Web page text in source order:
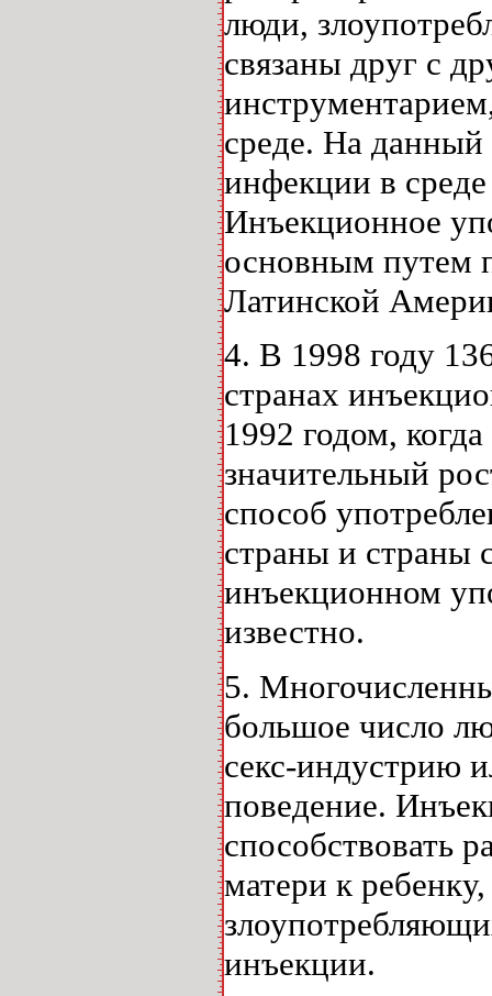
люди,
связаны друг с
среде. На
инфекции в
Инъекционное
основным путем
Латинской
4. В 1998 году
странах
1992 годом,
значительный
способ
страны и страны
инъекционном
известно.
5.
большое число
секс-индустрию
поведение.
способствовать
матери к
инъекции.